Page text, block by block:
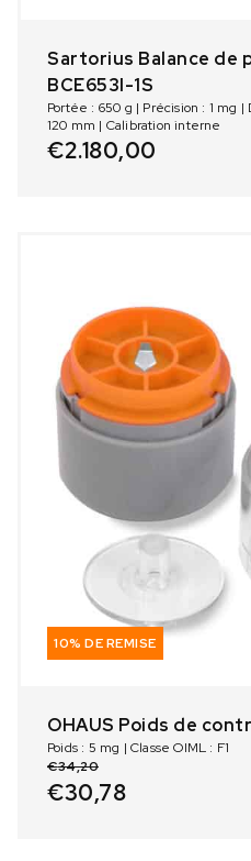
Sartorius Balance de
BCE653I-1S
Portée : 650 g | Précision : 1
120 mm | Calibration interne
€2.180,00
10% DE REMISE
OHAUS Poids de
Poids : 5 mg | Classe OIML : F1
€34,20
€30,78